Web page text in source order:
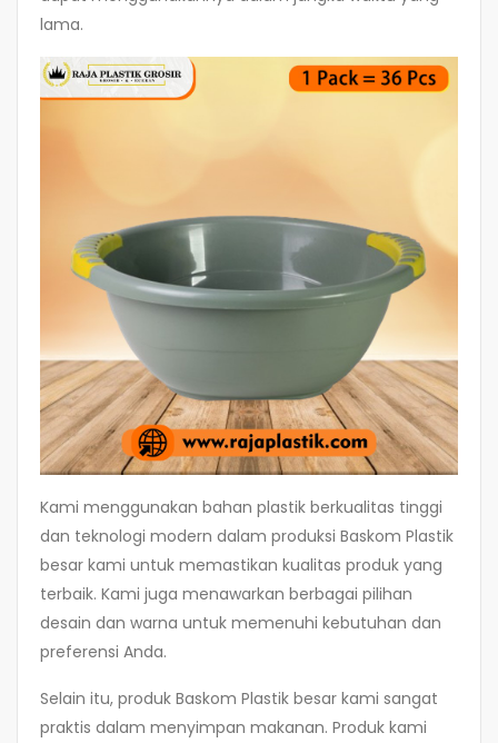
lama.
Kami menggunakan bahan plastik berkualitas tinggi
dan teknologi modern dalam produksi Baskom Plastik
besar kami untuk memastikan kualitas produk yang
terbaik. Kami juga menawarkan berbagai pilihan
desain dan warna untuk memenuhi kebutuhan dan
preferensi Anda.
Selain itu, produk Baskom Plastik besar kami sangat
praktis dalam menyimpan makanan. Produk kami